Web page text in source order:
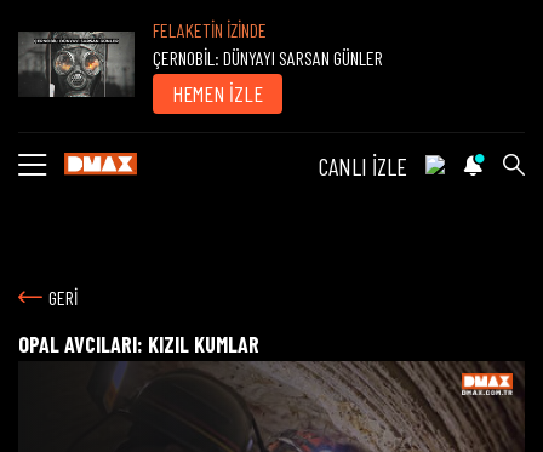
FELAKETİN İZİNDE
ÇERNOBİL: DÜNYAYI SARSAN GÜNLER
HEMEN İZLE
CANLI İZLE
GERİ
OPAL AVCILARI: KIZIL KUMLAR